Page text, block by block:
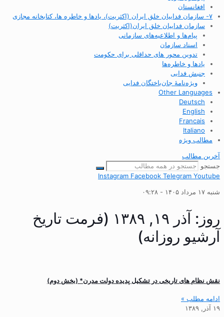
افغانستان
۷- سازمان فداییان خلق ایران (اکثریت)، یادها و خاطره ها، کتابخانه مجازی
سازمان فداییان خلق ایران(اکثریت)
پیام‌ها و اطلاعیه‌های سازمانی
اسناد سازمان
تدوین محور های حداقلی برای حکومت
یادها و خاطره‌ها
جنبش فدایی
ویژه‌نامهٔ جان‌باختگان فدایی
Other Languages
Deutsch
English
Francais
Italiano
مطالب ویژه
آخرین مطالب
جستجو
Instagram Facebook Telegram Youtube
شنبه ۱۷ مرداد ۱۴۰۵ - ۰۹:۲۸
روز: آذر ۱۹, ۱۳۸۹ (فرمت تاریخ
آرشیو روزانه)
نقش نظام های تاریخی در تشکیل پدیده دولت مدرن* (بخش دوم)
ادامه مطلب »
۱۹ آذر, ۱۳۸۹